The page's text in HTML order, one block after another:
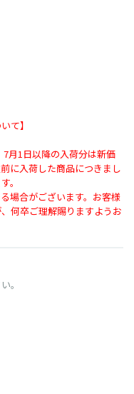
て】
月1日以降の入荷分は新価
に入荷した商品につきまし
。
場合がございます。お客様
何卒ご理解賜りますようお
。